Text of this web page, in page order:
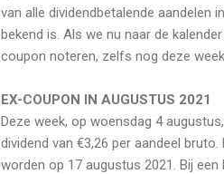
van alle dividendbetalende aandelen
bekend is. Als we nu naar de
coupon noteren, zelfs nog deze
EX-COUPON IN AUGUSTUS 2021
Deze week, op woensdag 4
dividend van €3,26 per aandeel
worden op 17 augustus 2021. Bij